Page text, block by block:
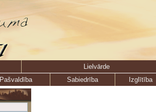
Lielvārde
Pašvaldība Sabiedrība
Izglītība